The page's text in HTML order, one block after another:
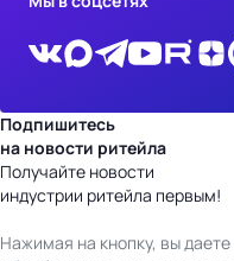
Подпишитесь
на новости ритейла
Получайте новости
индустрии ритейла первым!
Нажимая на кнопку, вы